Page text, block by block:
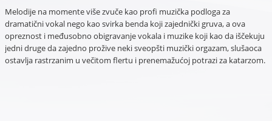
Melodije na momente više zvuče kao profi muzička podloga za
dramatični vokal nego kao svirka benda koji zajednički gruva, a ova
opreznost i međusobno obigravanje vokala i muzike koji kao da iščekuju
jedni druge da zajedno prožive neki sveopšti muzički orgazam, slušaoca
ostavlja rastrzanim u večitom flertu i prenemažućoj potrazi za katarzom.